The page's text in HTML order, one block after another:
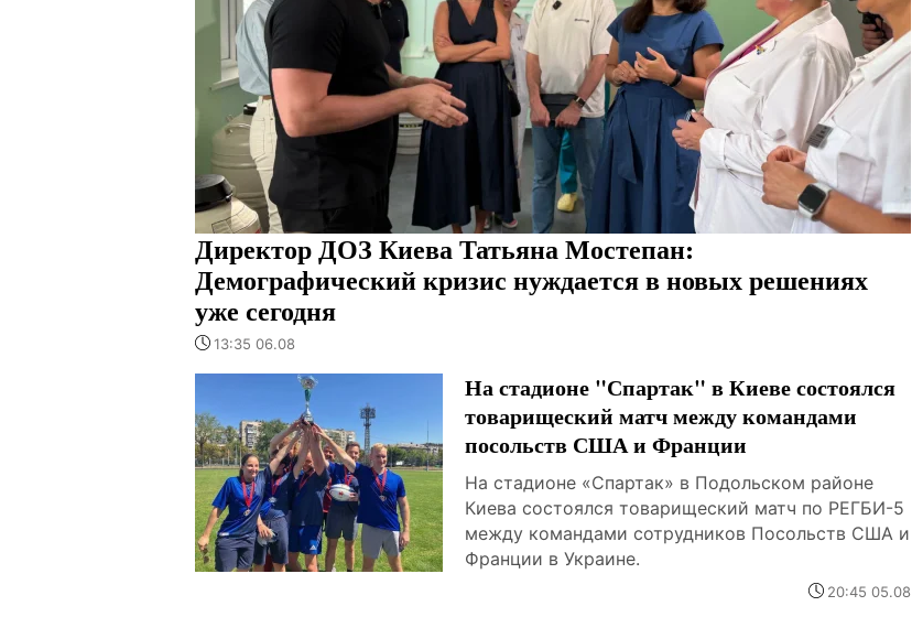
Директор ДОЗ Киева Татьяна Мостепан:
Демографический кризис нуждается в новых решениях
уже сегодня
13:35 06.08
На стадионе "Спартак" в Киеве состоялся
товарищеский матч между командами
посольств США и Франции
На стадионе «Спартак» в Подольском районе
Киева состоялся товарищеский матч по РЕГБИ-5
между командами сотрудников Посольств США и
Франции в Украине.
20:45 05.08